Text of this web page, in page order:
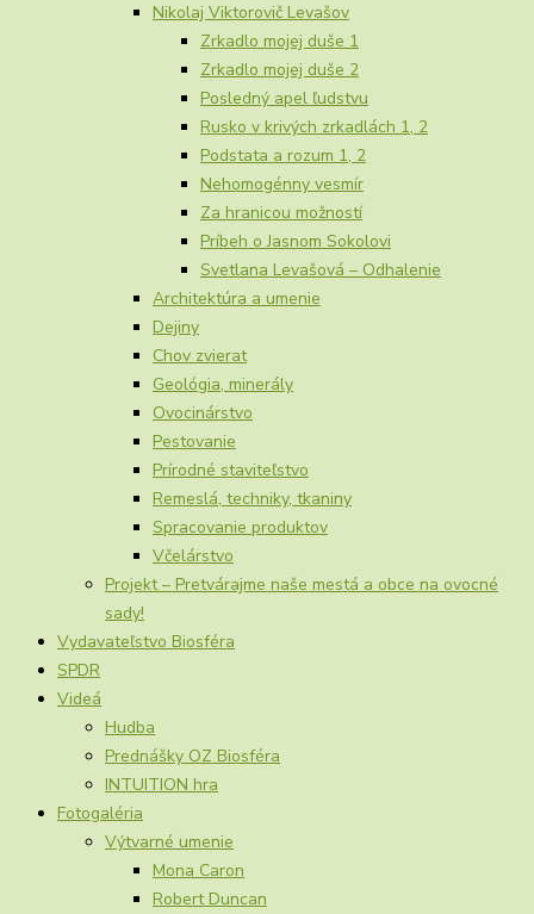
Nikolaj Viktorovič Levašov
Zrkadlo mojej duše 1
Zrkadlo mojej duše 2
Posledný apel ľudstvu
Rusko v krivých zrkadlách 1, 2
Podstata a rozum 1, 2
Nehomogénny vesmír
Za hranicou možností
Príbeh o Jasnom Sokolovi
Svetlana Levašová – Odhalenie
Architektúra a umenie
Dejiny
Chov zvierat
Geológia, minerály
Ovocinárstvo
Pestovanie
Prírodné staviteľstvo
Remeslá, techniky, tkaniny
Spracovanie produktov
Včelárstvo
Projekt – Pretvárajme naše mestá a obce na ovocné
sady!
Vydavateľstvo Biosféra
SPDR
Videá
Hudba
Prednášky OZ Biosféra
INTUITION hra
Fotogaléria
Výtvarné umenie
Mona Caron
Robert Duncan